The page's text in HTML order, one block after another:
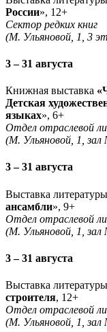
России», 12+
Сектор редких книг
(М. Ульяновой, 1, 3
3 – 31 августа
Книжная выставка
Детская
языках», 6+
Отдел отраслевой
(М. Ульяновой, 1,
3 – 31 августа
Выставка
ансамбли», 9+
Отдел отраслевой
(М. Ульяновой, 1,
3 – 31 августа
Выставка
строителя, 12+
Отдел отраслевой
(М. Ульяновой, 1,